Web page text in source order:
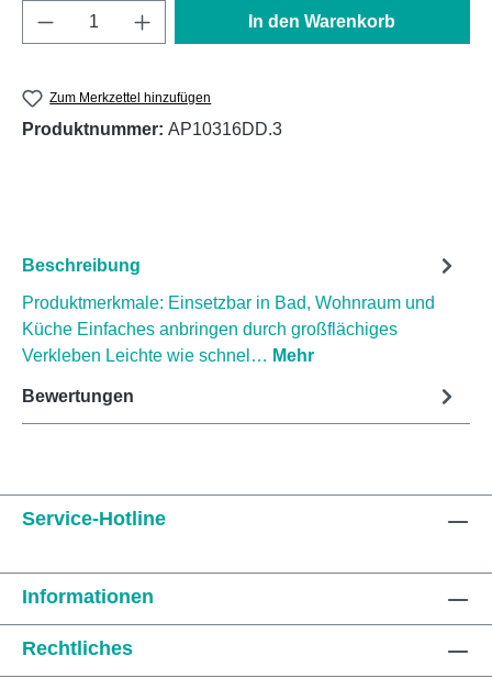
Produkt Anzahl: Gib den gewünschten
In den Warenkorb
Zum Merkzettel hinzufügen
Produktnummer: AP10316DD.3
Beschreibung
Produktmerkmale: Einsetzbar in Bad, Wohnraum und
Küche Einfaches anbringen durch großflächiges
Verkleben Leichte wie schnel… Mehr
Bewertungen
Service-Hotline
Informationen
Rechtliches